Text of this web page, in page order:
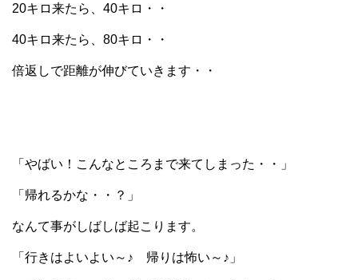
20キロ来たら、40キロ・・
40キロ来たら、80キロ・・
倍返しで距離が伸びていきます・・
「やばい！こんなところまで来てしまった・・」
「帰れるかな・・？」
なんて事がしばしば起こります。
「行きはよいよい～♪ 帰りは怖い～♪」